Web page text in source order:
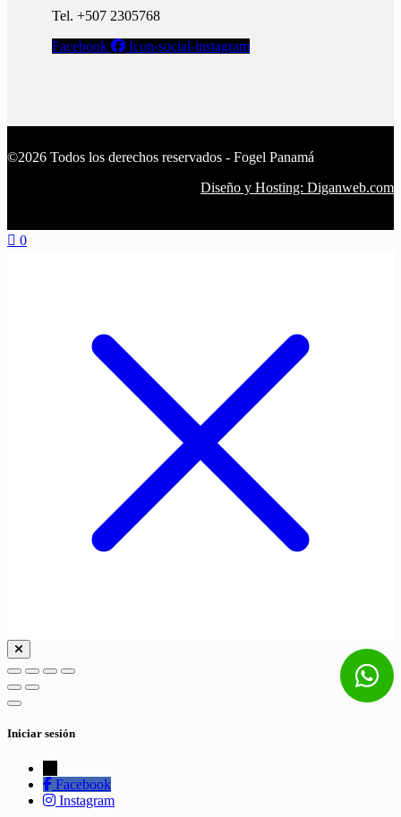
Tel. +507 2305768
Facebook
Icon-social-instagram
©2026 Todos los derechos reservados - Fogel Panamá
Diseño y Hosting: Diganweb.com
0
Iniciar sesión
Facebook
Instagram